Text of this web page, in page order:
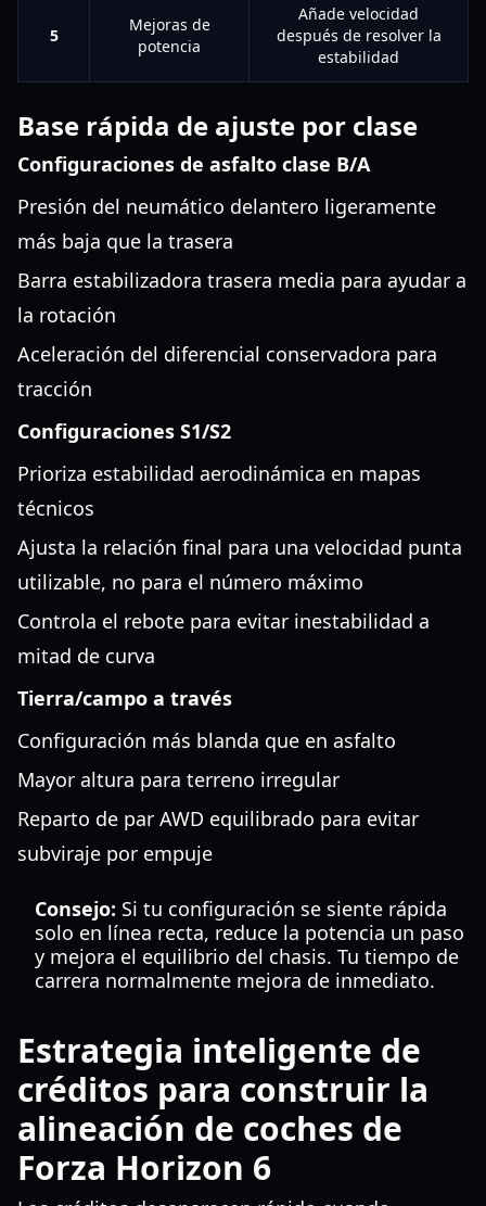
5
Mejoras de
potencia
Añade velocidad
después de resolver la
estabilidad
Base rápida de ajuste por clase
Configuraciones de asfalto clase B/A
Presión del neumático delantero ligeramente
más baja que la trasera
Barra estabilizadora trasera media para ayudar a
la rotación
Aceleración del diferencial conservadora para
tracción
Configuraciones S1/S2
Prioriza estabilidad aerodinámica en mapas
técnicos
Ajusta la relación final para una velocidad punta
utilizable, no para el número máximo
Controla el rebote para evitar inestabilidad a
mitad de curva
Tierra/campo a través
Configuración más blanda que en asfalto
Mayor altura para terreno irregular
Reparto de par AWD equilibrado para evitar
subviraje por empuje
Consejo: Si tu configuración se siente rápida
solo en línea recta, reduce la potencia un paso
y mejora el equilibrio del chasis. Tu tiempo de
carrera normalmente mejora de inmediato.
Estrategia inteligente de
créditos para construir la
alineación de coches de
Forza Horizon 6